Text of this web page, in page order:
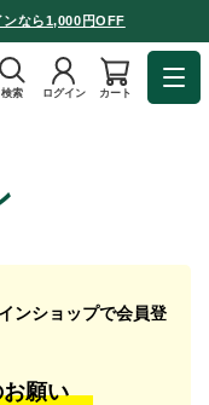
ンなら1,000円OFF
検索 ログイン カート
ンショップで会員登
願い